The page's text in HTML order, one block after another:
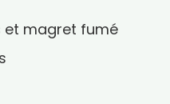
et magret fumé